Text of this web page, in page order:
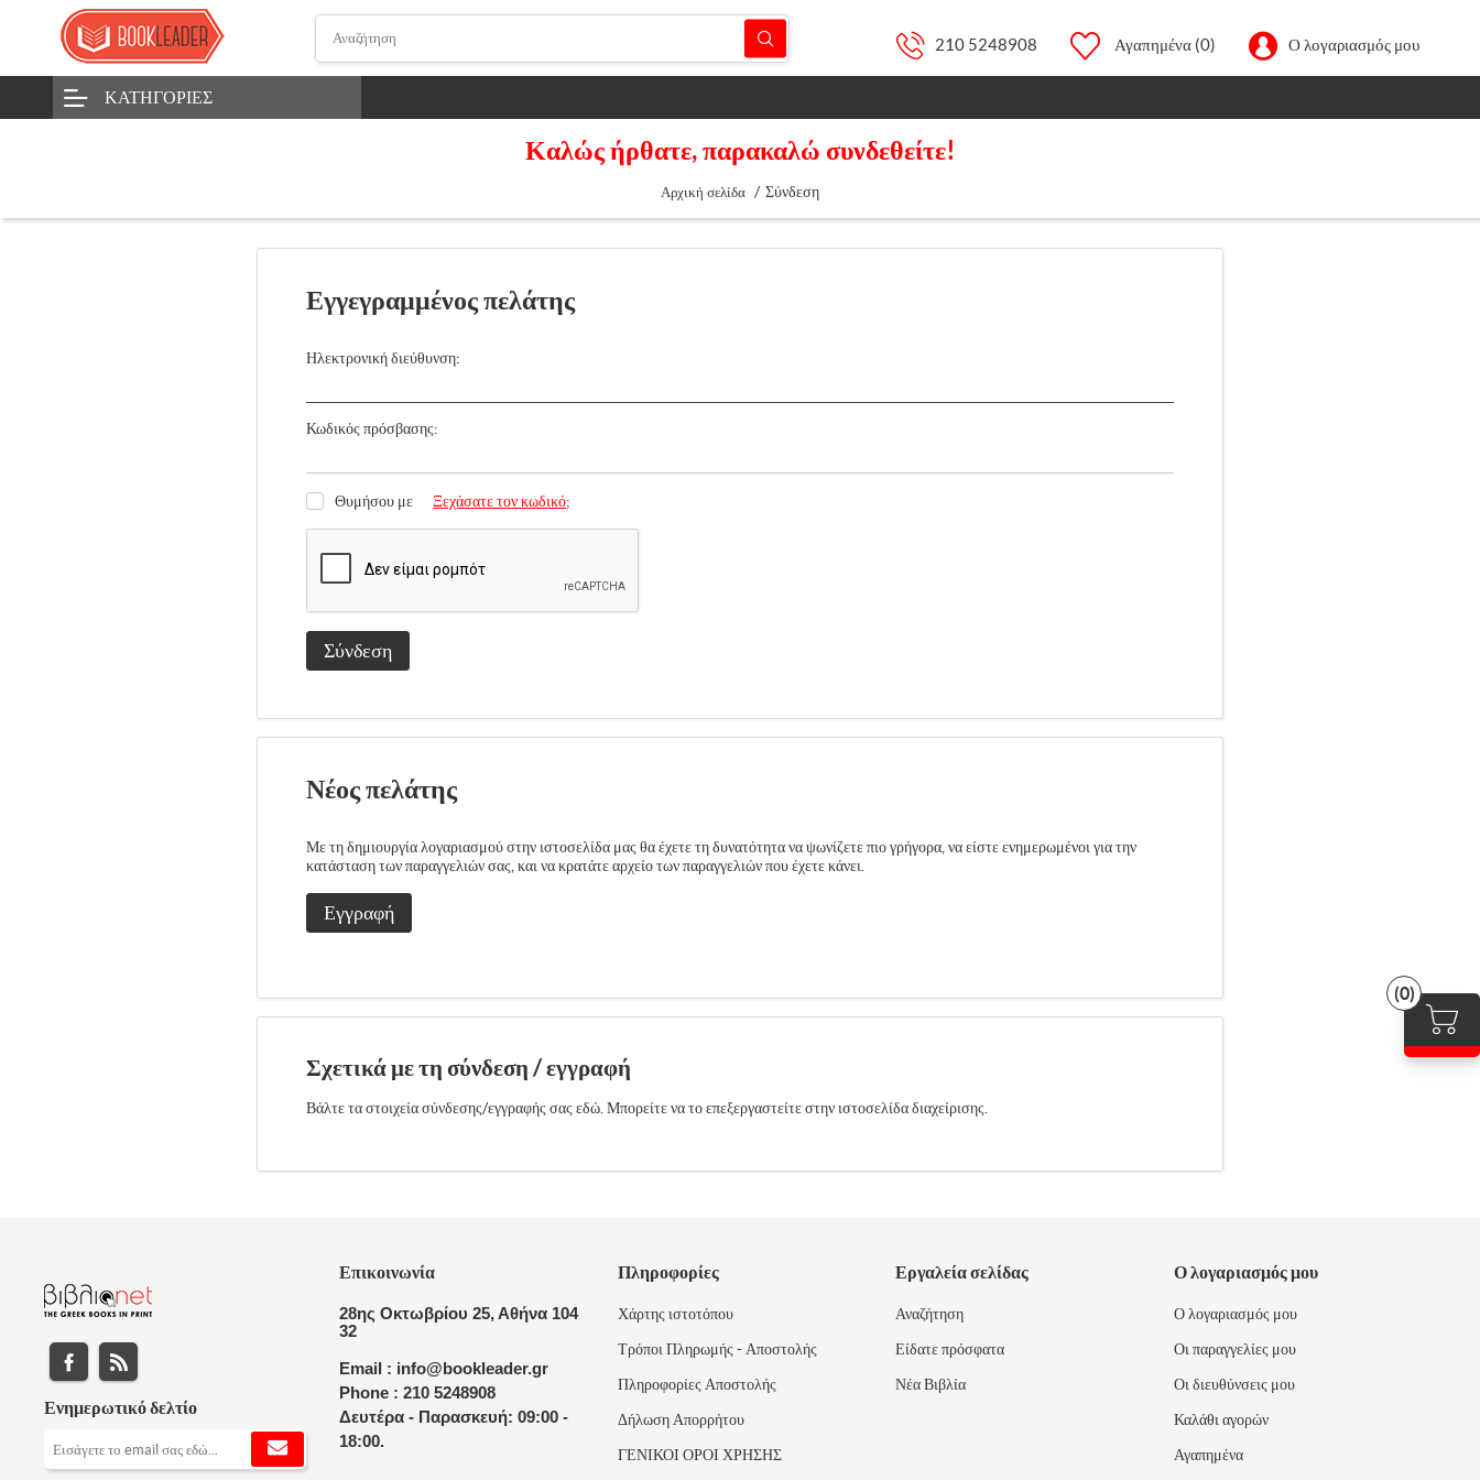
210 5248908 Αγαπημένα (0) Ο λογαριασμός μου
(0)
ΚΑΤΗΓΟΡΊΕΣ
Καλώς ήρθατε, παρακαλώ συνδεθείτε!
Αρχική σελίδα / Σύνδεση
Εγγεγραμμένος πελάτης
Ηλεκτρονική διεύθυνση:
Κωδικός πρόσβασης:
Θυμήσου με Ξεχάσατε τον κωδικό;
Σύνδεση
Νέος πελάτης
Με τη δημιουργία λογαριασμού στην ιστοσελίδα μας θα έχετε τη δυνατότητα να ψωνίζετε πιο γρήγορα, να είστε ενημερωμένοι για την
κατάσταση των παραγγελιών σας, και να κρατάτε αρχείο των παραγγελιών που έχετε κάνει.
Εγγραφή
Σχετικά με τη σύνδεση / εγγραφή
Βάλτε τα στοιχεία σύνδεσης/εγγραφής σας εδώ. Μπορείτε να το επεξεργαστείτε στην ιστοσελίδα διαχείρισης.
Ενημερωτικό δελτίο
Επικοινωνία
28ης Οκτωβρίου 25, Αθήνα 104
32
Email : info@bookleader.gr
Phone : 210 5248908
Δευτέρα - Παρασκευή: 09:00 -
18:00.
Πληροφορίες
Χάρτης ιστοτόπου
Τρόποι Πληρωμής - Αποστολής
Πληροφορίες Αποστολής
Δήλωση Απορρήτου
ΓΕΝΙΚΟΙ ΟΡΟΙ ΧΡΗΣΗΣ
Εργαλεία σελίδας
Αναζήτηση
Είδατε πρόσφατα
Νέα Βιβλία
Ο λογαριασμός μου
Ο λογαριασμός μου
Οι παραγγελίες μου
Οι διευθύνσεις μου
Καλάθι αγορών
Αγαπημένα